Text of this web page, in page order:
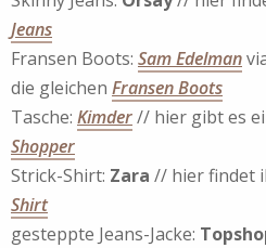
Jeans
Fransen Boots: Sam Edelman
die gleichen Fransen Boots
Tasche: Kimder// hier gibt es
Shopper
Strick-Shirt: Zara // hier findet
Shirt
gesteppte Jeans-Jacke: